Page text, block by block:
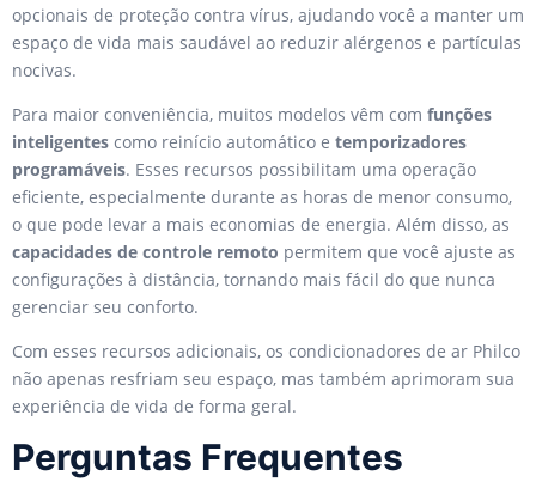
opcionais de proteção contra vírus, ajudando você a manter um
espaço de vida mais saudável ao reduzir alérgenos e partículas
nocivas.
Para maior conveniência, muitos modelos vêm com funções
inteligentes como reinício automático e temporizadores
programáveis. Esses recursos possibilitam uma operação
eficiente, especialmente durante as horas de menor consumo,
o que pode levar a mais economias de energia. Além disso, as
capacidades de controle remoto permitem que você ajuste as
configurações à distância, tornando mais fácil do que nunca
gerenciar seu conforto.
Com esses recursos adicionais, os condicionadores de ar Philco
não apenas resfriam seu espaço, mas também aprimoram sua
experiência de vida de forma geral.
Perguntas Frequentes